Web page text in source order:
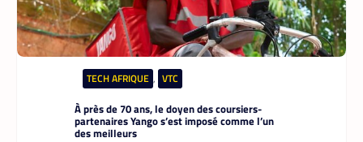
TECH AFRIQUE , VTC
À près de 70 ans, le doyen des coursiers-
partenaires Yango s’est imposé comme l’un
des meilleurs